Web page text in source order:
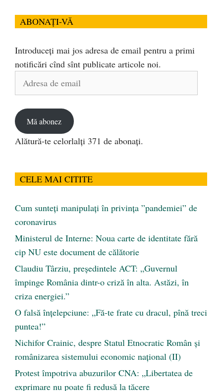
ABONAȚI-VĂ
Introduceți mai jos adresa de email pentru a primi
notificări cînd sînt publicate articole noi.
Adresa
Mă abonez
Alătură-te celorlalți 371 de abonați.
CELE MAI CITITE
Cum sunteți manipulați în privința ”pandemiei” de
coronavirus
Ministerul de Interne: Noua carte de identitate fără
cip NU este document de călătorie
Claudiu Târziu, președintele ACT: „Guvernul
împinge România dintr-o criză în alta. Astăzi, în
criza energiei.”
O falsă înțelepciune: „Fă-te frate cu dracul, pînă treci
puntea!”
Nichifor Crainic, despre Statul Etnocratic Român şi
românizarea sistemului economic naţional (II)
Protest împotriva abuzurilor CNA: „Libertatea de
exprimare nu poate fi redusă la tăcere